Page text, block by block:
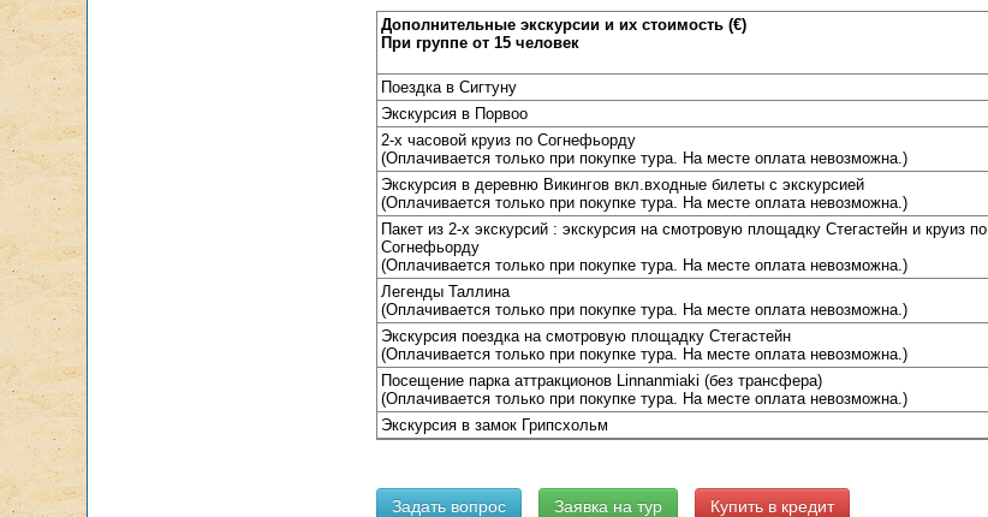
Дополнительные экскурсии и их стоимость (€)
При группе от 15 человек
Поездка в Сигтуну
Экскурсия в Порвоо
2-х часовой круиз по Согнефьорду
(Оплачивается только при покупке тура. На месте оплата невозможна.)
Экскурсия в деревню Викингов вкл.входные билеты с экскурсией
(Оплачивается только при покупке тура. На месте оплата невозможна.)
Пакет из 2-х экскурсий : экскурсия на смотровую площадку Стегастейн и круиз по
Согнефьорду
(Оплачивается только при покупке тура. На месте оплата невозможна.)
Легенды Таллина
(Оплачивается только при покупке тура. На месте оплата невозможна.)
Экскурсия поездка на смотровую площадку Стегастейн
(Оплачивается только при покупке тура. На месте оплата невозможна.)
Посещение парка аттракционов Linnanmiaki (без трансфера)
(Оплачивается только при покупке тура. На месте оплата невозможна.)
Экскурсия в замок Грипсхольм
Купить в кредит